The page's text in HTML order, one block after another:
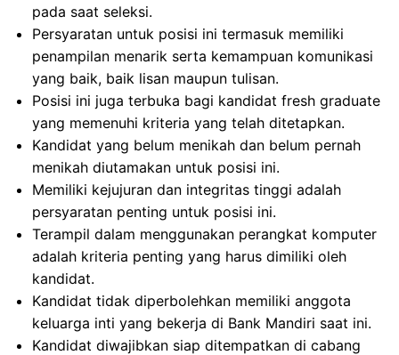
pada saat seleksi.
Persyaratan untuk posisi ini termasuk memiliki
penampilan menarik serta kemampuan komunikasi
yang baik, baik lisan maupun tulisan.
Posisi ini juga terbuka bagi kandidat fresh graduate
yang memenuhi kriteria yang telah ditetapkan.
Kandidat yang belum menikah dan belum pernah
menikah diutamakan untuk posisi ini.
Memiliki kejujuran dan integritas tinggi adalah
persyaratan penting untuk posisi ini.
Terampil dalam menggunakan perangkat komputer
adalah kriteria penting yang harus dimiliki oleh
kandidat.
Kandidat tidak diperbolehkan memiliki anggota
keluarga inti yang bekerja di Bank Mandiri saat ini.
Kandidat diwajibkan siap ditempatkan di cabang